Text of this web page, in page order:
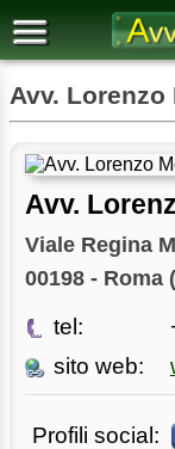
Avv. Lorenzo
Avv.
Viale Regina
00198 - Roma
tel:
sito web:
Profili social: